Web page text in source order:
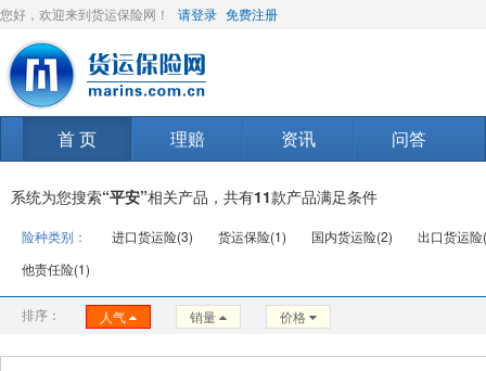
您好，欢迎来到货运保险网！ 请登录 免费注册
首 页 理赔 资讯 问答
系统为您搜索“平安”相关产品，共有11款产品满足条件
险种类别： 进口货运险(3) 货运保险(1) 国内货运险(2)
出口货运
他责任险(1)
排序： 人气 销量 价格